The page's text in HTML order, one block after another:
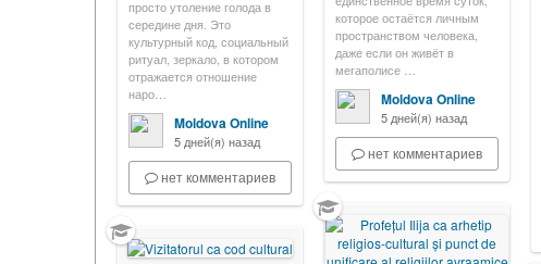
которое остаётся личным
пространством человека,
даже если он живёт в
мегаполисе …
Moldova Online
5 дней(я) назад
нет комментариев
просто утоление голода в
середине дня. Это
культурный код, социальный
ритуал, зеркало, в котором
отражается отношение
наро…
Moldova Online
5 дней(я) назад
нет комментариев